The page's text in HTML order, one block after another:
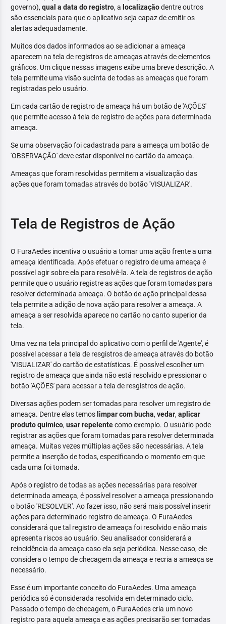
governo), qual a data do registro, a localizaçãodentre outros
são essenciais para que o aplicativo seja capaz de emitir os
alertas adequadamente.
Muitos dos dados informados ao se adicionar a ameaça
aparecem na tela de registros de ameaças através de elementos
gráficos. Um clique nessas imagens exibe uma breve descrição. A
tela permite uma visão sucinta de todas as ameaças que foram
registradas pelo usuário.
Em cada cartão de registro de ameaça há um botão de 'AÇÕES'
que permite acesso à tela de registro de ações para determinada
ameaça.
Se uma observação foi cadastrada para a ameaça um botão de
'OBSERVAÇÃO' deve estar disponível no cartão da ameaça.
Ameaças que foram resolvidas permitem a visualização das
ações que foram tomadas através do botão 'VISUALIZAR'.
Tela de Registros de Ação
O FuraAedes incentiva o usuário a tomar uma ação frente a uma
ameaça identificada. Após efetuar o registro de uma ameaça é
possível agir sobre ela para resolvê-la. A tela de registros de ação
permite que o usuário registre as ações que foram tomadas para
resolver determinada ameaça. O botão de ação principal dessa
tela permite a adição de nova ação para resolver a ameaça. A
ameaça a ser resolvida aparece no cartão no canto superior da
tela.
Uma vez na tela principal do aplicativo com o perfil de 'Agente', é
possível acessar a tela de resgistros de ameaça através do botão
'VISUALIZAR' do cartão de estatísticas. É possível escolher um
registro de ameaça que ainda não está resolvido e pressionar o
botão 'AÇÕES' para acessar a tela de resgistros de ação.
Diversas ações podem ser tomadas para resolver um registro de
ameaça. Dentre elas temos limpar com bucha, vedar, aplicar
produto químico, usar repelentecomo exemplo. O usuário pode
registrar as ações que foram tomadas para resolver determinada
ameaça. Muitas vezes múltiplas ações são necessárias. A tela
permite a inserção de todas, especificando o momento em que
cada uma foi tomada.
Após o registro de todas as ações necessárias para resolver
determinada ameaça, é possível resolver a ameaça pressionando
o botão 'RESOLVER'. Ao fazer isso, não será mais possível inserir
ações para determinado registro de ameaça. O FuraAedes
considerará que tal registro de ameaça foi resolvido e não mais
apresenta riscos ao usuário. Seu analisador considerará a
reincidência da ameaça caso ela seja periódica. Nesse caso, ele
considera o tempo de checagem da ameaça e recria a ameaça se
necessário.
Esse é um importante conceito do FuraAedes. Uma ameaça
periódica só é considerada resolvida em determinado ciclo.
Passado o tempo de checagem, o FuraAedes cria um novo
registro para aquela ameaça e as ações precisarão ser tomadas